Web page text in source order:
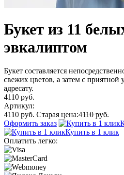
Букет из 11
эвкалиптом
Букет составляется
свежих цветов, а затем с приятной
адресату.
4110 руб.
Артикул:
4110 руб. Старая цена:4110 руб.
Оформить заказ
Купить в 1 клик
Оплатить легко: